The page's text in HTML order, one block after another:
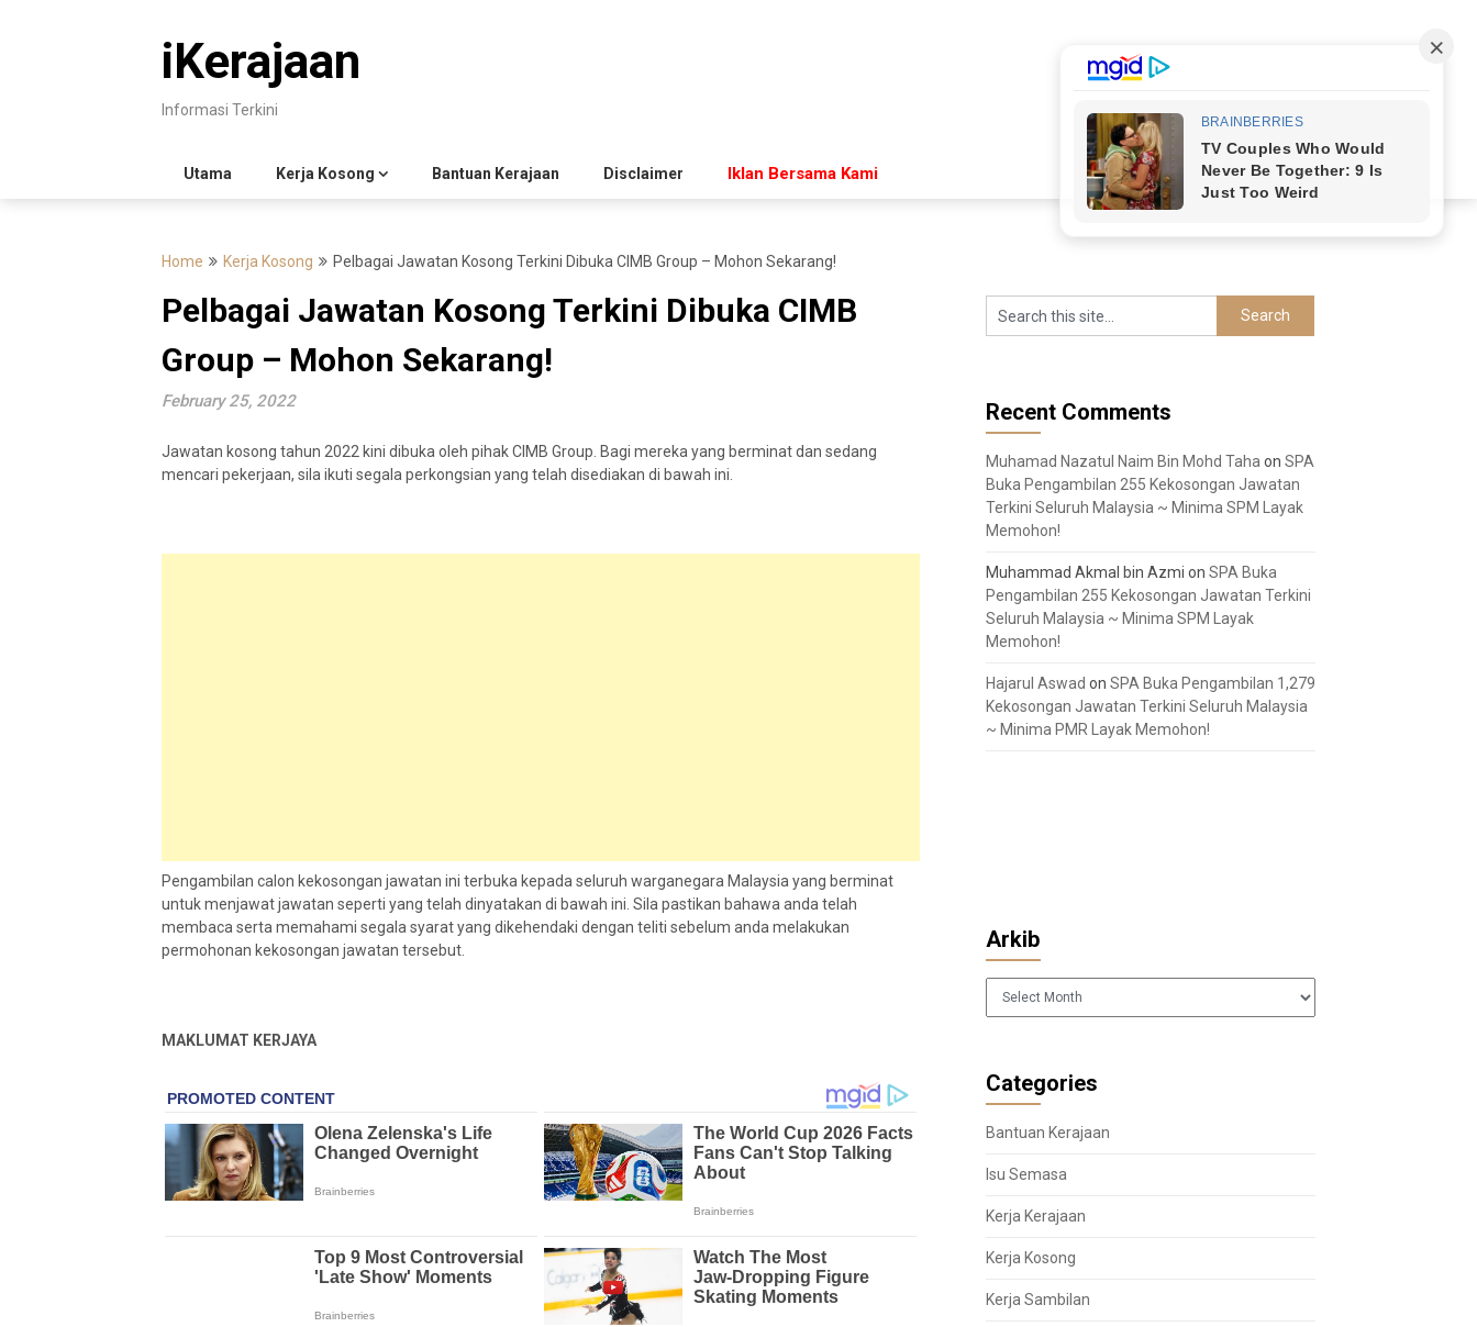
iKerajaan
Informasi Terkini
Utama Kerja Kosong Bantuan Kerajaan Disclaimer Iklan Bersama Kami
Home Kerja Kosong Pelbagai Jawatan Kosong Terkini Dibuka CIMB Group – Mohon Sekarang!
Pelbagai Jawatan Kosong Terkini Dibuka CIMB
Group – Mohon Sekarang!
February 25, 2022
Jawatan kosong tahun 2022 kini dibuka oleh pihak CIMB Group. Bagi mereka yang berminat dan sedang
mencari pekerjaan, sila ikuti segala perkongsian yang telah disediakan di bawah ini.
Pengambilan calon kekosongan jawatan ini terbuka kepada seluruh warganegara Malaysia yang berminat
untuk menjawat jawatan seperti yang telah dinyatakan di bawah ini. Sila pastikan bahawa anda telah
membaca serta memahami segala syarat yang dikehendaki dengan teliti sebelum anda melakukan
permohonan kekosongan jawatan tersebut.
MAKLUMAT KERJAYA
Recent Comments
Muhamad Nazatul Naim Bin Mohd Taha on SPA
Buka Pengambilan 255 Kekosongan Jawatan
Terkini Seluruh Malaysia ~ Minima SPM Layak
Memohon!
Muhammad Akmal bin Azmi on SPA Buka
Pengambilan 255 Kekosongan Jawatan Terkini
Seluruh Malaysia ~ Minima SPM Layak
Memohon!
Hajarul Aswad on SPA Buka Pengambilan 1,279
Kekosongan Jawatan Terkini Seluruh Malaysia
~ Minima PMR Layak Memohon!
Arkib
Arkib
Categories
Bantuan Kerajaan
Isu Semasa
Kerja Kerajaan
Kerja Kosong
Kerja Sambilan